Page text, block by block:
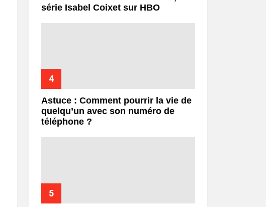
série Isabel Coixet sur HBO
Astuce : Comment pourrir la vie de
quelqu’un avec son numéro de
téléphone ?